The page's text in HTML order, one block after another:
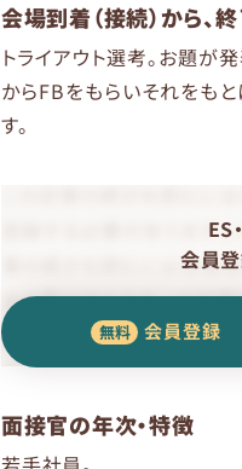
会場到着（接続）から、
トライアウト選考。お題が
からFBをもらいそれをも
す。
ES
会員登
会員登録
面接官の年次・特徴